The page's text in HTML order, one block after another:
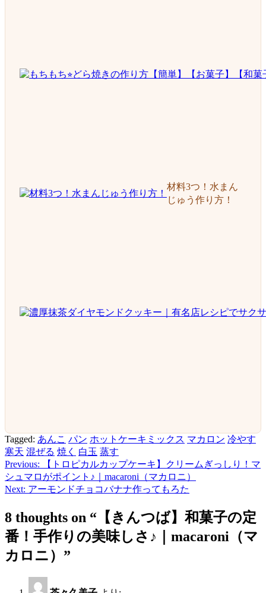
材料3つ！水まん
じゅう作り方！
Tagged: あんこ パン ホットケーキミックス マカロン 冷やす
寒天 混ぜる 焼く 白玉 蒸す
投
稿
ビ
ゲ
ー
Previous:
【トロピカルカップケーキ】クリームぎっしり！マ
シュマロがポイント♪｜macaroni（マカロニ）
Next: アーモンドチョコバナナ作ってもろた
8 thoughts on “ 【きんつば】和菓子の定
番！手作りの美味しさ♪｜macaroni（マ
カロニ） ”